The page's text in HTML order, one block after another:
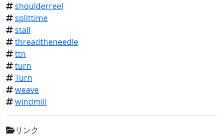
shoulderreel
splittime
stall
threadtheneedle
ttn
turn
Turn
weave
windmill
リンク